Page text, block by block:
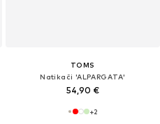
TOMS
Natikači 'ALPARGATA'
54,90 €
+2